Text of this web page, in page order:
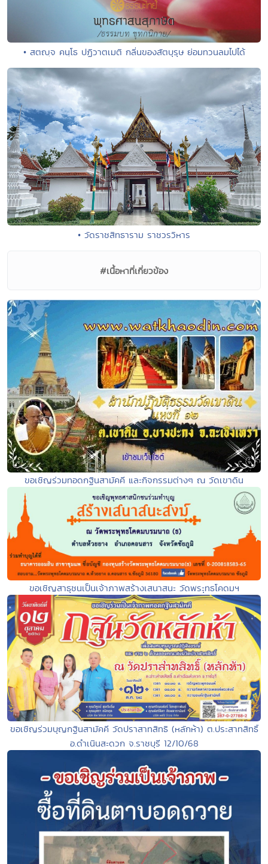
• สตญฺจ คนฺโธ ปฏิวาตเมติ กลิ่นของสัตบุรุษ ย่อมทวนลมไปได้
• วัดราชสิทธาราม ราชวรวิหาร
#เนื้อหาที่เกี่ยวข้อง
ขอเชิญร่วมทอดกฐินสามัคคี และกิจกรรมต่างๆ ณ วัดเขาดิน
ขอเชิญสาธุชนเป็นเจ้าภาพสร้างเสนาสนะ วัดพระุทธโคดมฯ
ขอเชิญร่วมบุญกฐินสามัคคี วัดปราสาทสิทธิ (หลักห้า) ต.ประสาทสิทธิ์
อ.ดำเนินสะดวก จ.ราชบุรี 12/10/68